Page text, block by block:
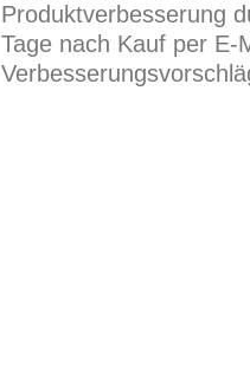
Produktverbesserung
Tage nach Kauf per E-